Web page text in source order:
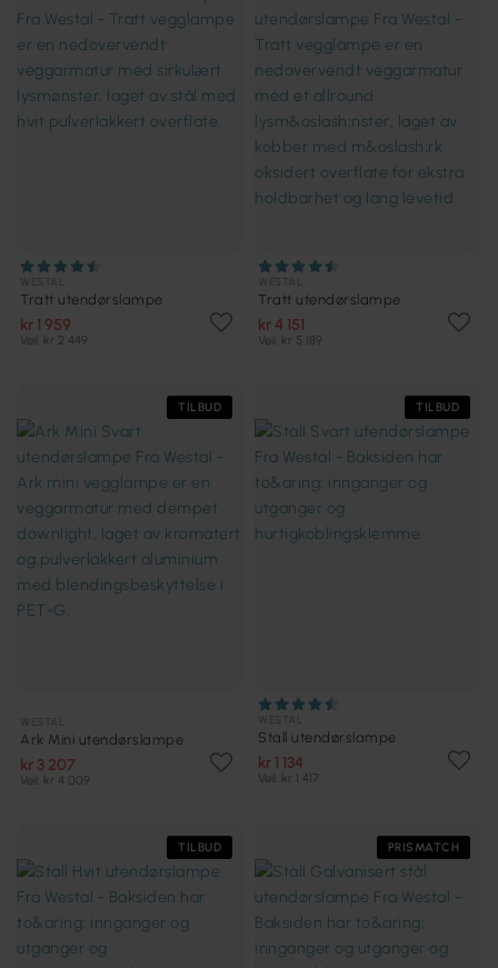
Tratt utendørslampe
kr 1 959
Veil. kr 2 449
Tratt utendørslampe
kr 4 151
Veil. kr 5 189
TILBUD
Ark Mini utendørslampe
kr 3 207
Veil. kr 4 009
TILBUD
Stall utendørslampe
kr 1 134
Veil. kr 1 417
TILBUD PRISMATCH